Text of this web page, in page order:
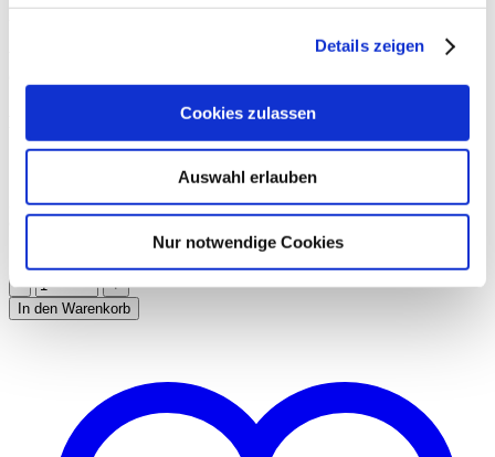
Details zeigen
Cookies zulassen
Auswahl erlauben
Nur notwendige Cookies
Infos zu Größe und Passform
Welche Größe du brauchst? Kommt auf deine Füße an: Die eine
Material und Waschanleitung
30°C Schonwaschgang, nicht trocknergeeignet, nicht bügeln, nicht
chem. reinigen, nicht bleichen.
In den Warenkorb